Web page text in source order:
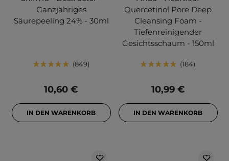
Ganzjähriges
Säurepeeling 24% - 30ml
849
10,60 €
IN DEN WARENKORB
Quercetinol Pore Deep
Cleansing Foam -
Tiefenreinigender
Gesichtsschaum - 150ml
184
10,99 €
IN DEN WARENKORB